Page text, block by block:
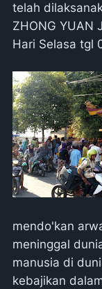
telah
ZHONG YUAN
Hari Selasa tgl
mendo'kan
meninggal
manusia di
kebajikan